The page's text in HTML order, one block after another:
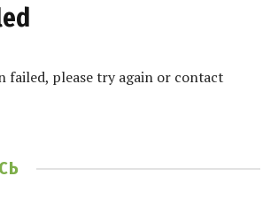
failed, please try again or contact